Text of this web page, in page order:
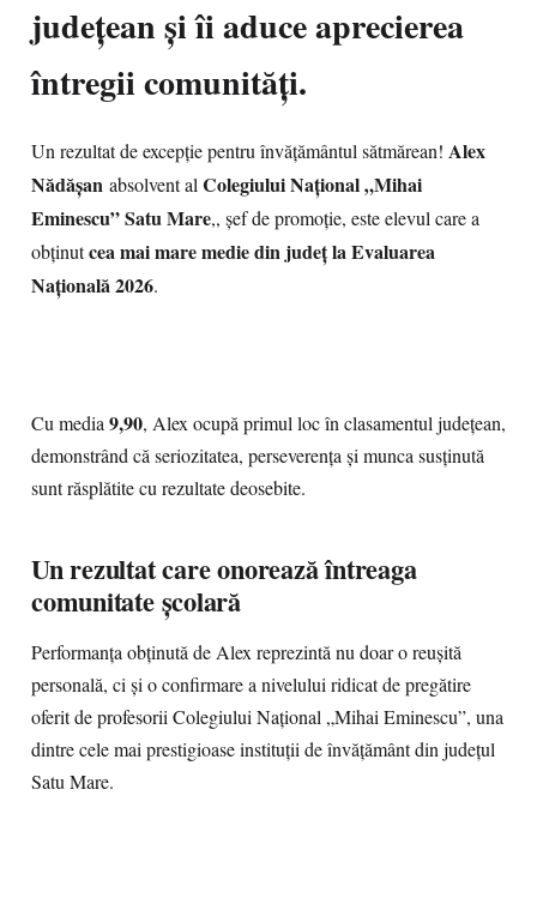
județean și îi aduce aprecierea
întregii comunități.
Un rezultat de excepție pentru învățământul sătmărean! Alex
Nădășan absolvent alColegiului Național „Mihai
Eminescu” Satu Mare,, șef de promoție, este elevul care a
obținutcea mai mare medie din județ la Evaluarea
Națională 2026.
Cu media9,90, Alex ocupă primul loc în clasamentul județean,
demonstrând că seriozitatea, perseverența și munca susținută
sunt răsplătite cu rezultate deosebite.
Un rezultat care onorează întreaga
comunitate școlară
Performanța obținută de Alex reprezintă nu doar o reușită
personală, ci și o confirmare a nivelului ridicat de pregătire
oferit de profesorii Colegiului Național „Mihai Eminescu”, una
dintre cele mai prestigioase instituții de învățământ din județul
Satu Mare.